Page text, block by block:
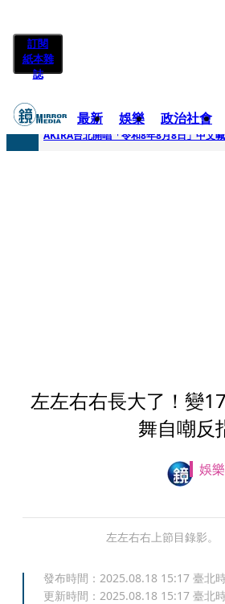
訂閱
紙本雜
誌
最新 娛樂 政治社會
快訊
左左右右長大了！變
舞自嘲反
娛樂
左左右右上節目錄影。
發布時間： 2025.08.18 15:17 臺北
更新時間： 2025.08.18 15:17 臺北